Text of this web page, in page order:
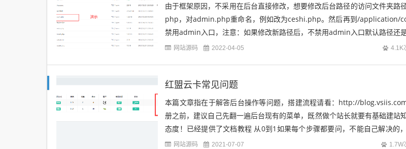
由于框架原因，不采用在后台直接修改，想要修改后台路径的访问文件夹
php，对admin.php重命名，例如改为ceshi.php。然后再到/application/
禁用admin入口，注意：如果修改新路径后，不禁用admin入口默认路径还
网站源码 2022-04-05 4.1K
红盟云卡常见问题
本篇文章指在于解答后台操作等问题，搭建流程请看：http://
册之前，建议自己先翻一遍后台现有的菜单，既然做个站长就要有基础建站
态度！已经提供了文档教程 从0到1如果每个步骤都要问，不能自己解决的，
帮助，希望你会动嘴的同...
网站源码 2021-07-07 1.7W